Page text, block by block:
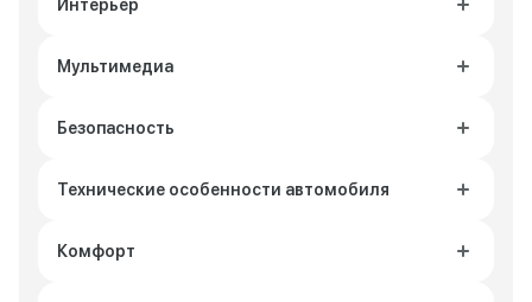
Интерьер
Мультимедиа
Безопасность
Технические особенности автомобиля
Комфорт